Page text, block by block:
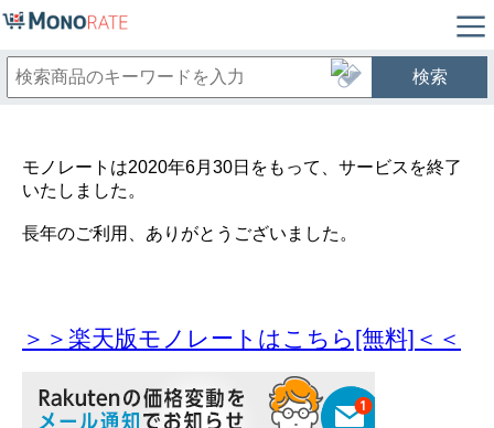
検索
モノレートは2020年6月30日をもって、サービスを終了
いたしました。
長年のご利用、ありがとうございました。
＞＞楽天版モノレートはこちら[無料]＜＜